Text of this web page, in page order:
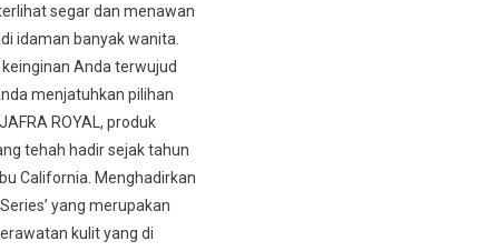
segar dan menawan
idaman banyak wanita.
Anda terwujud
menjatuhkan pilihan
ROYAL, produk
tehah hadir sejak tahun
California. Menghadirkan
yang merupakan
kulit yang di